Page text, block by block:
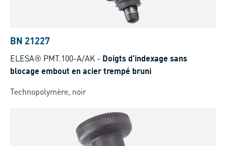
BN 21227
ELESA® PMT.100-A/AK - Doigts d'indexage sans
blocage embout en acier trempé bruni
Technopolymère, noir